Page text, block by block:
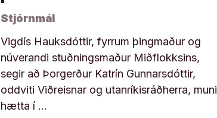
Stjórnmál
Vigdís Hauksdóttir, fyrrum þingmaður og
núverandi stuðningsmaður Miðflokksins,
segir að Þorgerður Katrín Gunnarsdóttir,
oddviti Viðreisnar og utanríkisráðherra, muni
hætta í …